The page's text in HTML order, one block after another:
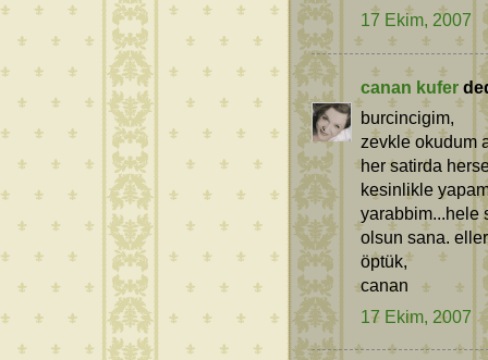
17 Ekim, 2007
canan kufer
burcincigim,
zevkle okudum
her satirda
kesinlikle
yarabbim...hele
olsun sana.
öptük,
canan
17 Ekim, 2007